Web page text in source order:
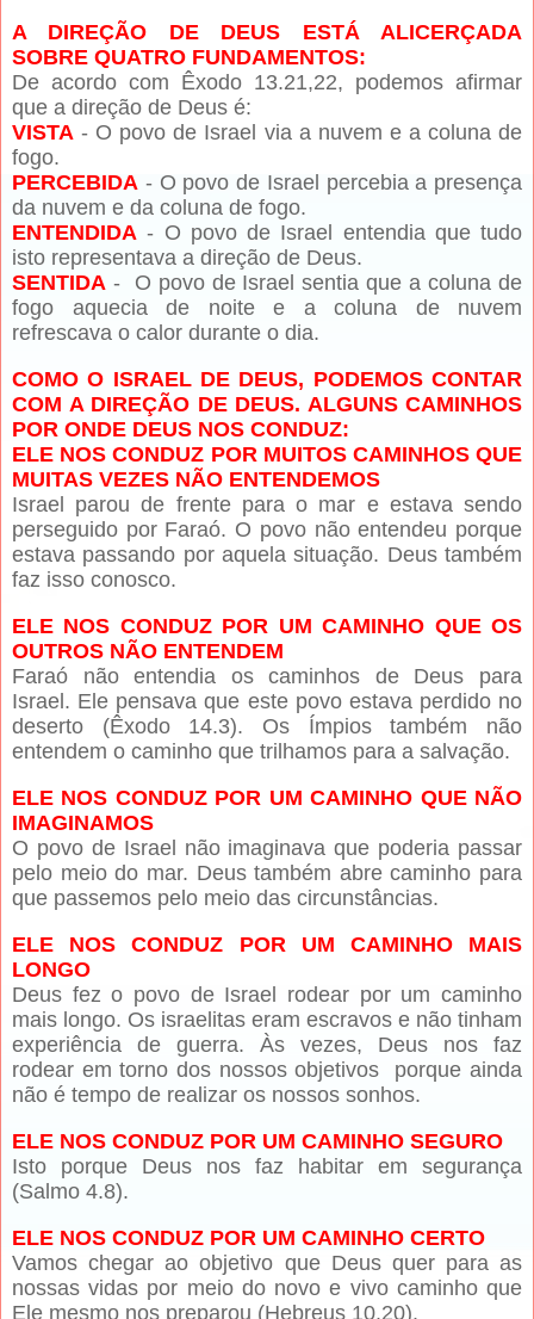
A DIREÇÃO DE DEUS ESTÁ ALICERÇADA
SOBRE QUATRO FUNDAMENTOS:
De acordo com Êxodo 13.21,22, podemos afirmar
que a direção de Deus é:
VISTA - O povo de Israel via a nuvem e a coluna de
fogo.
PERCEBIDA - O povo de Israel percebia a presença
da nuvem e da coluna de fogo.
ENTENDIDA - O povo de Israel entendia que tudo
isto representava a direção de Deus.
SENTIDA - O povo de Israel sentia que a coluna de
fogo aquecia de noite e a coluna de nuvem
refrescava o calor durante o dia.
COMO O ISRAEL DE DEUS, PODEMOS CONTAR
COM A DIREÇÃO DE DEUS. ALGUNS CAMINHOS
POR ONDE DEUS NOS CONDUZ:
ELE NOS CONDUZ POR MUITOS CAMINHOS QUE
MUITAS VEZES NÃO ENTENDEMOS
Israel parou de frente para o mar e estava sendo
perseguido por Faraó. O povo não entendeu porque
estava passando por aquela situação. Deus também
faz isso conosco.
ELE NOS CONDUZ POR UM CAMINHO QUE OS
OUTROS NÃO ENTENDEM
Faraó não entendia os caminhos de Deus para
Israel. Ele pensava que este povo estava perdido no
deserto (Êxodo 14.3). Os Ímpios também não
entendem o caminho que trilhamos para a salvação.
ELE NOS CONDUZ POR UM CAMINHO QUE NÃO
IMAGINAMOS
O povo de Israel não imaginava que poderia passar
pelo meio do mar. Deus também abre caminho para
que passemos pelo meio das circunstâncias.
ELE NOS CONDUZ POR UM CAMINHO MAIS
LONGO
Deus fez o povo de Israel rodear por um caminho
mais longo. Os israelitas eram escravos e não tinham
experiência de guerra. Às vezes, Deus nos faz
rodear em torno dos nossos objetivos porque ainda
não é tempo de realizar os nossos sonhos.
ELE NOS CONDUZ POR UM CAMINHO SEGURO
Isto porque Deus nos faz habitar em segurança
(Salmo 4.8).
ELE NOS CONDUZ POR UM CAMINHO CERTO
Vamos chegar ao objetivo que Deus quer para as
nossas vidas por meio do novo e vivo caminho que
Ele mesmo nos preparou (Hebreus 10.20).